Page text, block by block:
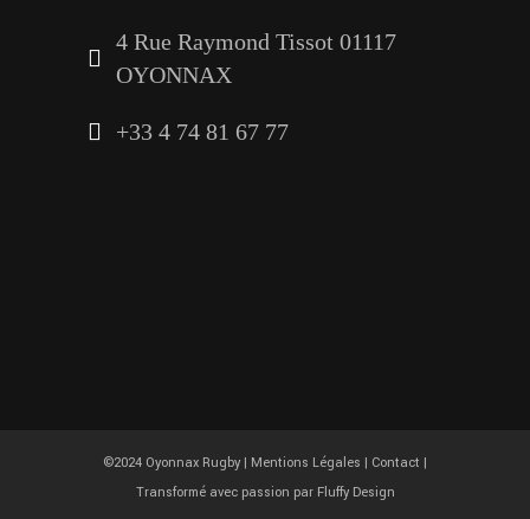
4 Rue Raymond Tissot 01117
OYONNAX
+33 4 74 81 67 77
©2024 Oyonnax Rugby | Mentions Légales | Contact |
Transformé avec passion par Fluffy Design